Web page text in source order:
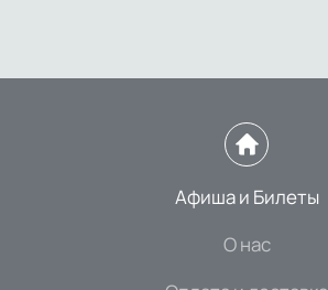
Афиша и Билеты
О нас